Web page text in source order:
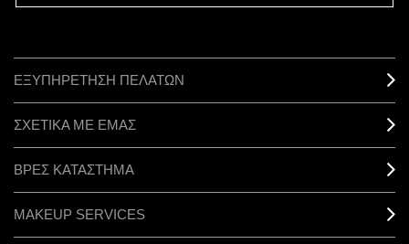
ΕΞΥΠΗΡΕΤΗΣΗ ΠΕΛΑΤΩΝ
ΣΧΕΤΙΚΑ ΜΕ ΕΜΑΣ
ΒΡΕΣ ΚΑΤΑΣΤΗΜΑ
MAKEUP SERVICES